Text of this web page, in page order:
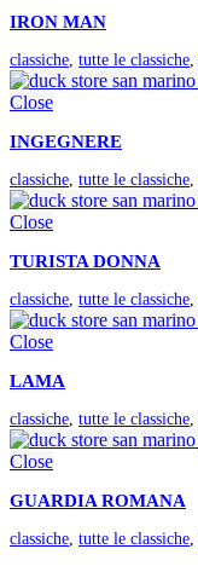
IRON MAN
classiche, tutte le classiche,
Close
INGEGNERE
classiche, tutte le classiche,
Close
TURISTA DONNA
classiche, tutte le classiche,
Close
LAMA
classiche, tutte le classiche,
Close
GUARDIA ROMANA
classiche, tutte le classiche,